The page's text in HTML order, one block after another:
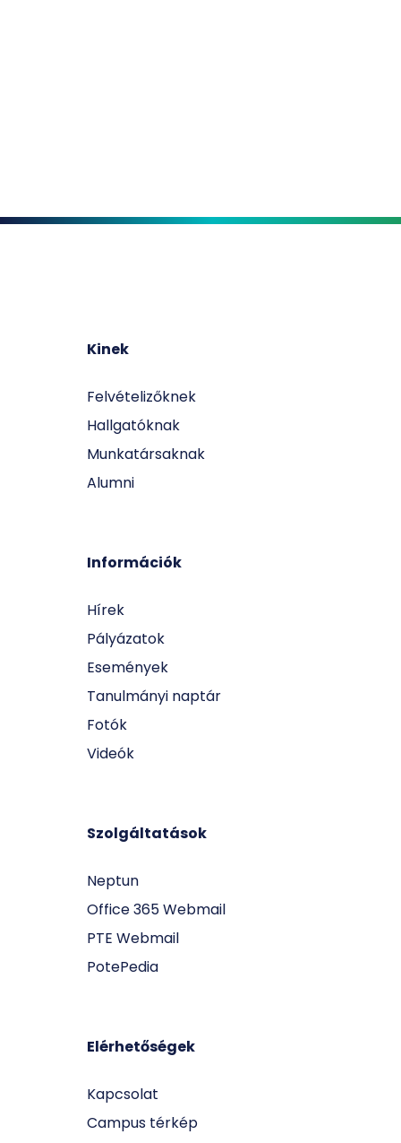
Kinek
Felvételizőknek
Hallgatóknak
Munkatársaknak
Alumni
Információk
Hírek
Pályázatok
Események
Tanulmányi naptár
Fotók
Videók
Szolgáltatások
Neptun
Office 365 Webmail
PTE Webmail
PotePedia
Elérhetőségek
Kapcsolat
Campus térkép